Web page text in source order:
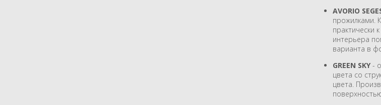
AVORIO
прожилками.
практически
интерьера
варианта в
GREEN SKY-
цвета со
цвета.